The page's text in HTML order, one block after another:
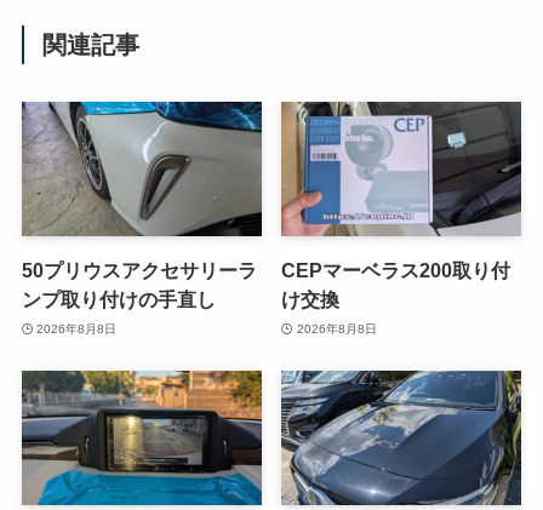
関連記事
50プリウスアクセサリーラ
ンプ取り付けの手直し
2026年8月8日
CEPマーベラス200取り付
け交換
2026年8月8日